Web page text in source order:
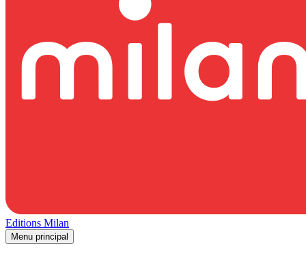
Editions Milan
Menu principal